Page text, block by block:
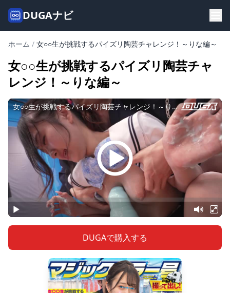
DUGAナビ
ホーム / 女○○生が挑戦するパイズリ陶芸チャレンジ！～りな編～
女○○生が挑戦するパイズリ陶芸チャ
レンジ！～りな編～
DUGAで購入する